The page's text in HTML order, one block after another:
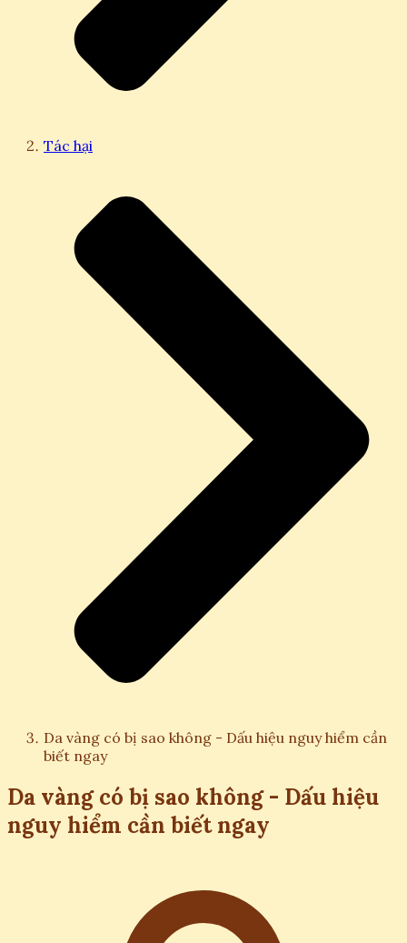
Tác hại
Da vàng có bị sao không - Dấu hiệu nguy hiểm cần
biết ngay
Da vàng có bị sao không - Dấu hiệu
nguy hiểm cần biết ngay